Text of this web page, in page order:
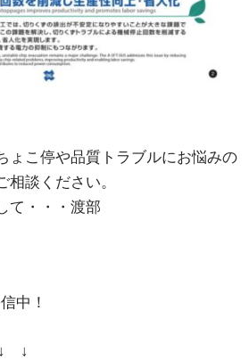
ょこ停や品質トラブルにお悩みの
相談ください。
て・・・渡部
中！
↓